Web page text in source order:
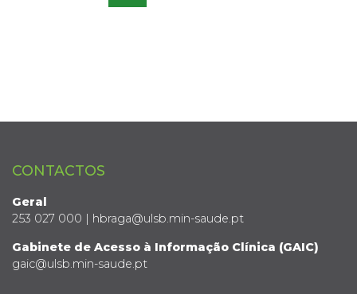
CONTACTOS
Geral
253 027 000 | hbraga@ulsb.min-saude.pt
Gabinete de Acesso à Informação Clínica (GAIC)
gaic@ulsb.min-saude.pt